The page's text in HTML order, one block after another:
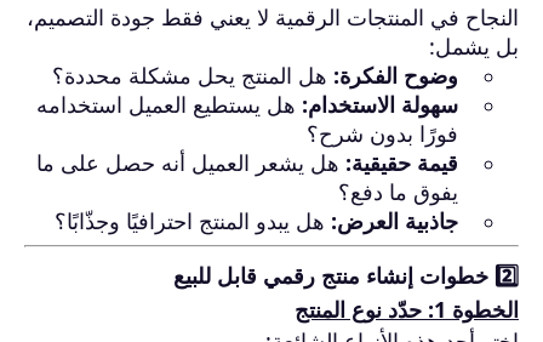
النجاح في المنتجات الرقمية لا يعني فقط جودة التصميم،
بل يشمل:
وضوح الفكرة: هل المنتج يحل مشكلة محددة؟
سهولة الاستخدام: هل يستطيع العميل استخدامه
فورًا بدون شرح؟
قيمة حقيقية: هل يشعر العميل أنه حصل على ما
يفوق ما دفع؟
جاذبية العرض: هل يبدو المنتج احترافيًا وجذّابًا؟
2️⃣ خطوات إنشاء منتج رقمي قابل للبيع
الخطوة 1: حدّد نوع المنتج